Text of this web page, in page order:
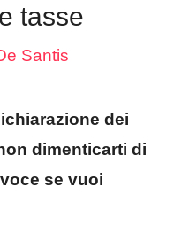
tasse
Santis
dei
dimenticarti di
se vuoi